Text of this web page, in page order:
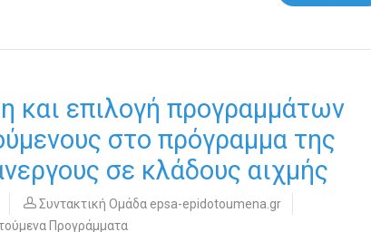
και επιλογή προγραμμάτων
στο πρόγραμμα της
σε κλάδους αιχμής
Συντακτική Ομάδα epsa-epidotoumena.gr
Προγράμματα